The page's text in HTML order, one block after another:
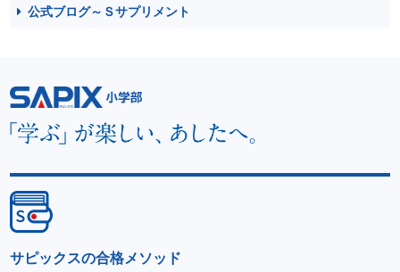
公式ブログ～Ｓサプリメント
サピックスの合格メソッド